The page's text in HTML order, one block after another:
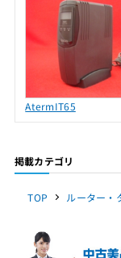
AtermIT65
掲載カテゴリ
TOP ルーター・